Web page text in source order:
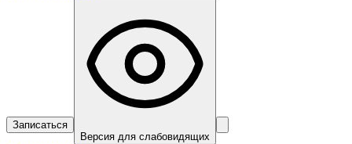
Записаться
Версия для слабовидящих